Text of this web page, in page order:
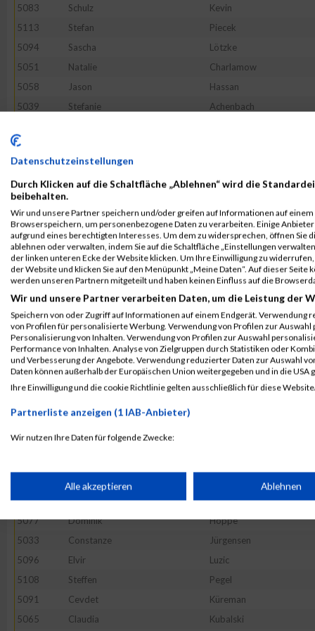
5083
Schulz Kevin
5113
Stefan Piecek
5094
Sascha Lötzke
5051
Natalie Charlamow
5058
Jason Hassan
5039
Stefanie Achenbach
5048
5047
Dennis
5022
Nadine Kossendey
5095
Nadine Lutze
5093
Anna Kusber
5080
Max Jacob
5109
Britta Peper
5028
Nadine Kratschmayr
5062
Marina Fahrenfeld
5124
Dustin Schmidt
5025
Philipp Bieber
5114
Frank Pingel
5079
Besfort
Stefan
5112
Charlene Petersen
5077
Dominik Hoppe
5033
Constanze Jürgensen
5096
Elvir Luzic
5108
Steffen Pegel
5091
Cevdet Küreman
5065
Claudia Kubalski
Datenschutzeinstellungen
Durch Klicken auf die Schaltfläche „Ablehnen“ wird die
beibehalten.
Wir und unsere Partner speichern und/oder greifen auf Informationen auf einem
Browserspeichern, um personenbezogene Daten zu verarbeiten. Einige
aufgrund eines berechtigten Interesses. Um dem zu widersprechen, öffnen Sie
ablehnen oder verwalten, indem Sie auf die Schaltfläche „Einstellungen
der linken unteren Ecke der Website klicken. Um Ihre Einwilligung zu
der Website und klicken Sie auf den Menüpunkt „Meine Daten“. Auf dieser
werden unseren Partnern mitgeteilt und haben keinen Einfluss auf die
Wir und unsere Partner verarbeiten Daten, um die Leistung der
Speichern von oder Zugriff auf Informationen auf einem Endgerät. Verwendung
von Profilen für personalisierte Werbung. Verwendung von Profilen zur
Personalisierung von Inhalten. Verwendung von Profilen zur Auswahl
Performance von Inhalten. Analyse von Zielgruppen durch Statistiken oder
und Verbesserung der Angebote. Verwendung reduzierter Daten zur Auswahl
Daten können außerhalb der Europäischen Union weitergegeben und in die USA
Ihre Einwilligung und die cookie Richtlinie gelten ausschließlich für diese
Partnerliste anzeigen (1 IAB-Anbieter)
Wir nutzen Ihre Daten für folgende Zwecke:
Speichern von oder Zugriff auf Informationen auf einem
Verwendung reduzierter Daten zur Auswahl von Werbeanzeigen
Verwendung von Profilen zur Auswahl personalisierter Werbung
Alle akzeptieren Ablehnen